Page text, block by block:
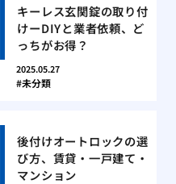
キーレス玄関錠の取り付
けーDIYと業者依頼、ど
っちがお得？
2025.05.27
未分類
後付けオートロックの選
び方、賃貸・一戸建て・
マンション